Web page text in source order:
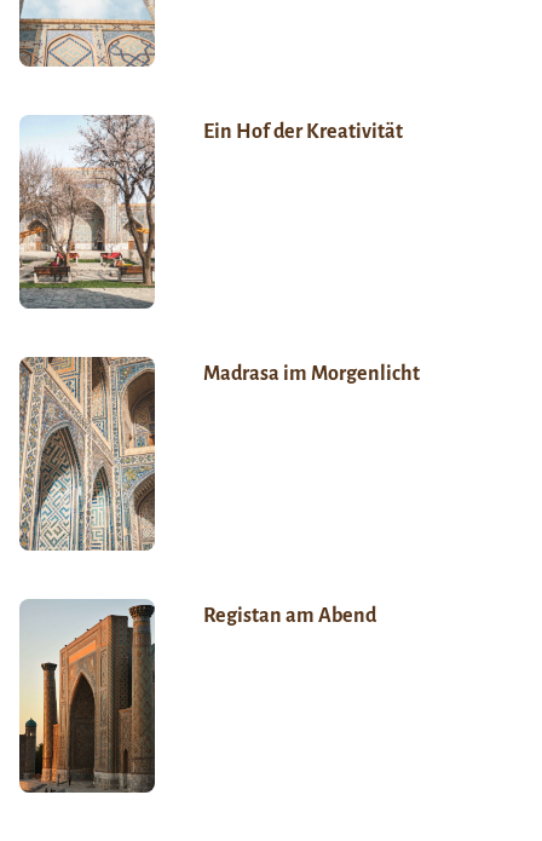
Ein Hof der Kreativität
Madrasa im Morgenlicht
Registan am Abend